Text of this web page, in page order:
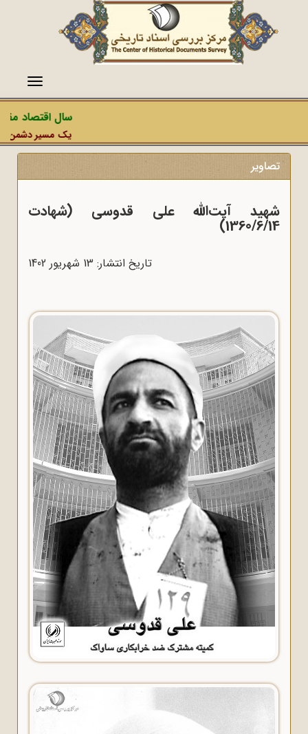
منو
سال اقتصاد
یک مسیر دشمن،
تصاویر
شهید آیت‌الله علی قدوسی (شهادت
1360/6/14)
تاریخ انتشار: 13 شهريور 1402